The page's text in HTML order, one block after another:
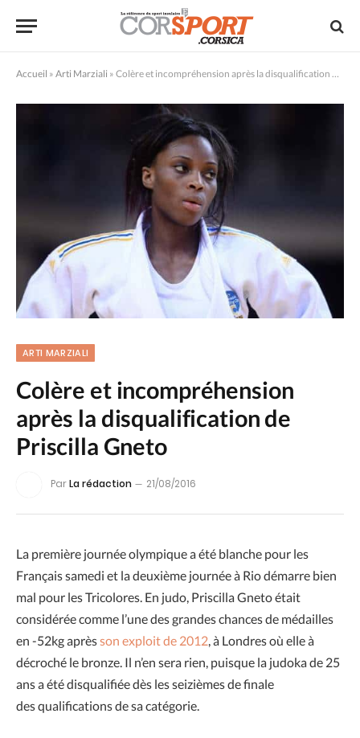
Accueil » Arti Marziali » Colère et incompréhension après la disqualification de Priscilla Gneto
ARTI MARZIALI
Colère et incompréhension
après la disqualification de
Priscilla Gneto
ParLa rédaction 21/08/2016
La première journée olympique a été blanche pour les
Français samedi et la deuxième journée à Rio démarre bien
mal pour les Tricolores. En judo, Priscilla Gneto était
considérée comme l’une des grandes chances de médailles
en -52kg aprèsson exploit de 2012 , à Londres où elle à
décroché le bronze. Il n’en sera rien, puisque la judoka de 25
ans a été disqualifiée dès les seizièmes de finale
des qualifications de sa catégorie.